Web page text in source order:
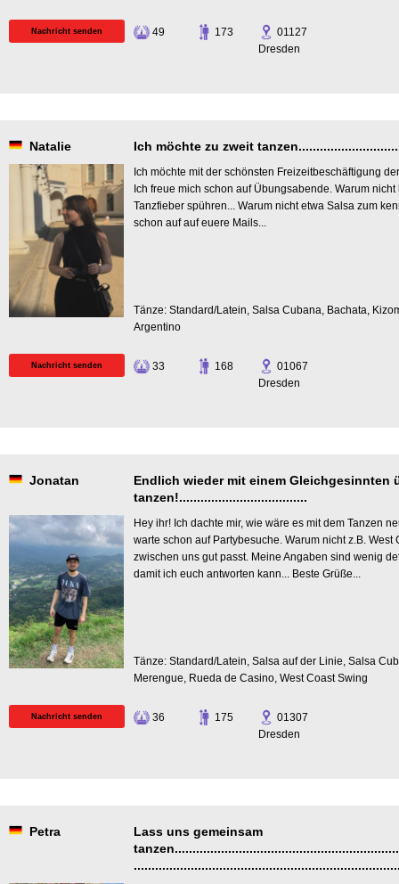
Nachricht senden 49 173
01127
Dresden
Natalie Ich möchte zu zweit
Ich möchte mit der schönsten Freizeitbeschäftigung
Ich freue mich schon auf Übungsabende. Warum
Tanzfieber spühren... Warum nicht etwa Salsa zum
schon auf auf euere Mails...
Tänze: Standard/Latein, Salsa Cubana, Bachata,
Argentino
Nachricht senden 33 168
01067
Dresden
Jonatan
Endlich wieder mit einem Gleichgesinnten
tanzen!....................................
Hey ihr! Ich dachte mir, wie wäre es mit dem Tanzen
warte schon auf Partybesuche. Warum nicht z.B. West
zwischen uns gut passt. Meine Angaben sind wenig
damit ich euch antworten kann... Beste Grüße...
Tänze: Standard/Latein, Salsa auf der Linie, Salsa
Merengue, Rueda de Casino, West Coast Swing
Nachricht senden 36 175
01307
Dresden
Petra
Lass uns gemeinsam